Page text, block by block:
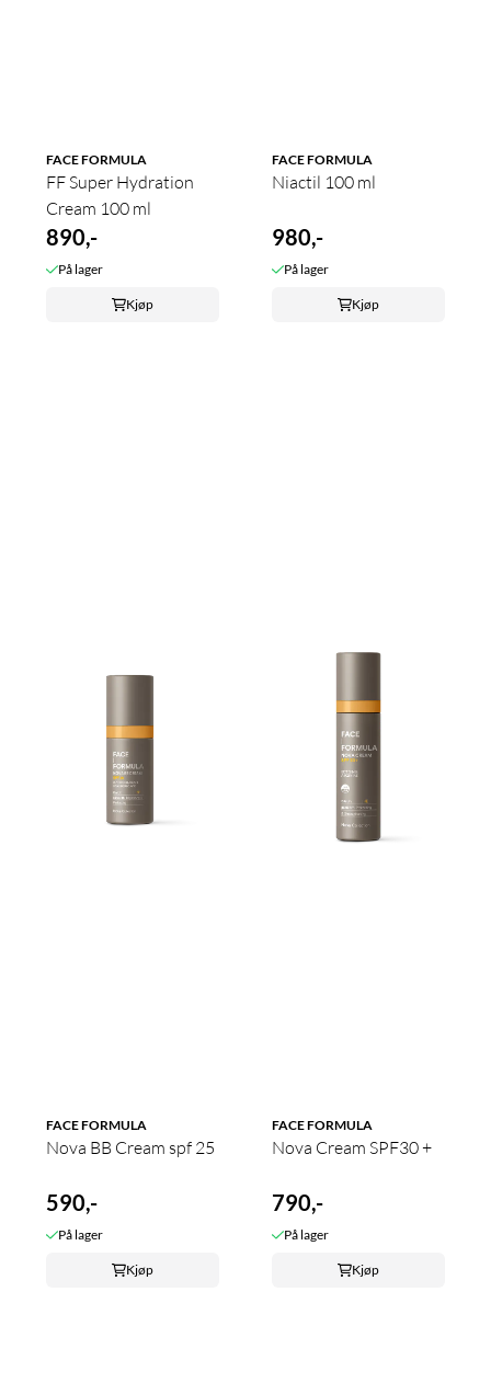
FACE FORMULA
FF Super Hydration
Cream 100 ml
890,-
På lager
Kjøp
FACE FORMULA
Niactil 100 ml
980,-
På lager
Kjøp
FACE FORMULA
Nova BB Cream spf 25
590,-
På lager
Kjøp
FACE FORMULA
Nova Cream SPF30 +
790,-
På lager
Kjøp